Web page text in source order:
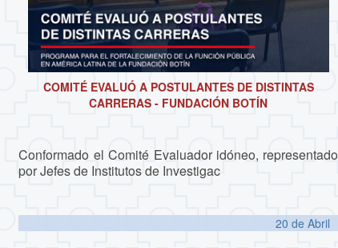
COMITÉ EVALUÓ A POSTULANTES DE DISTINTAS
CARRERAS - FUNDACIÓN BOTÍN
Conformado el Comité Evaluador idóneo, representado
por Jefes de Institutos de Investigac
20 deAbril